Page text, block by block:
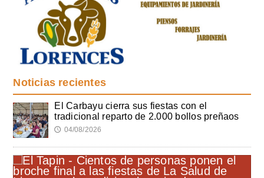
Noticias recientes
El Carbayu cierra sus fiestas con el
tradicional reparto de 2.000 bollos preñaos
🕔 04/08/2026